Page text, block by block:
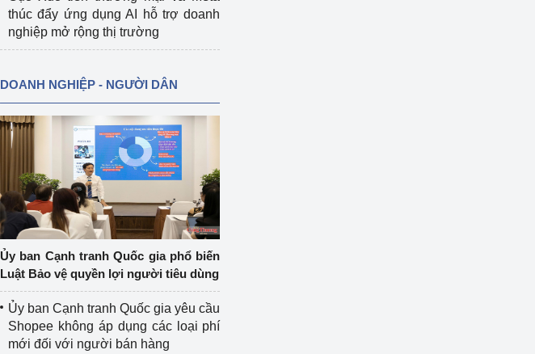
thúc đẩy ứng dụng AI hỗ trợ doanh
nghiệp mở rộng thị trường
DOANH NGHIỆP - NGƯỜI DÂN
Ủy ban Cạnh tranh Quốc gia phổ biến
Luật Bảo vệ quyền lợi người tiêu dùng
Ủy ban Cạnh tranh Quốc gia yêu cầu
Shopee không áp dụng các loại phí
mới đối với người bán hàng